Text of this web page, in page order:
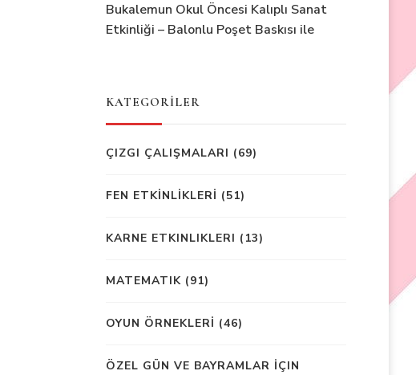
Bukalemun Okul Öncesi Kalıplı Sanat
Etkinliği – Balonlu Poşet Baskısı ile
KATEGORİLER
ÇIZGI ÇALIŞMALARI (69)
FEN ETKİNLİKLERİ (51)
KARNE ETKINLIKLERI (13)
MATEMATIK(91)
OYUN ÖRNEKLERİ (46)
ÖZEL GÜN VE BAYRAMLAR İÇIN